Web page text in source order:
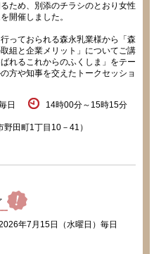
ため、別添のチラシのとおり女性
開催しました。
っておられる森永乳業様から「森
組と企業メリット」についてご講
れるこれからのふくしま」をテー
方や知事を交えたトークセッショ
日 14時00分～15時15分
田町1丁目10－41）
年7月15日（水曜日）毎日